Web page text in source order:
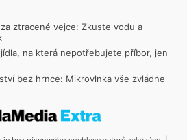
ztracené vejce: Zkuste vodu a
na která nepotřebujete příbor, jen
bez hrnce: Mikrovlnka vše zvládne